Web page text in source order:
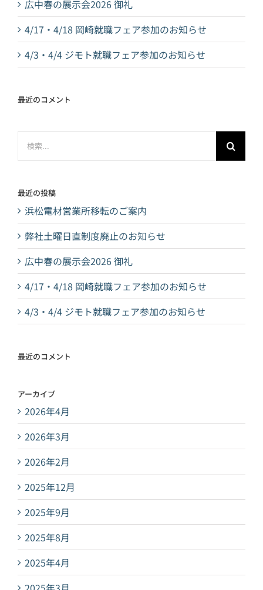
広中春の展示会2026 御礼
4/17・4/18 岡崎就職フェア参加のお知らせ
4/3・4/4 ジモト就職フェア参加のお知らせ
最近のコメント
最近の投稿
浜松電材営業所移転のご案内
弊社土曜日直制度廃止のお知らせ
広中春の展示会2026 御礼
4/17・4/18 岡崎就職フェア参加のお知らせ
4/3・4/4 ジモト就職フェア参加のお知らせ
最近のコメント
アーカイブ
2026年4月
2026年3月
2026年2月
2025年12月
2025年9月
2025年8月
2025年4月